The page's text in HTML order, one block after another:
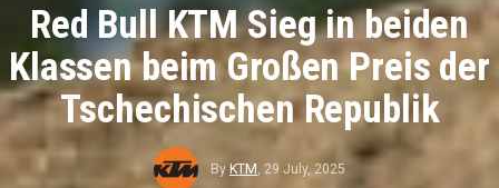
Red Bull KTM Sieg in beiden
Klassen beim Großen Preis der
Tschechischen Republik
By KTM, 29 July, 2025